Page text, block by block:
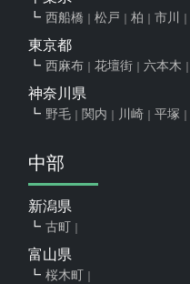
西船橋 松戸 柏 市川
東京都
西麻布 花壇街 六本木
神奈川県
野毛 関内 川崎 平塚
中部
新潟県
古町
富山県
桜木町